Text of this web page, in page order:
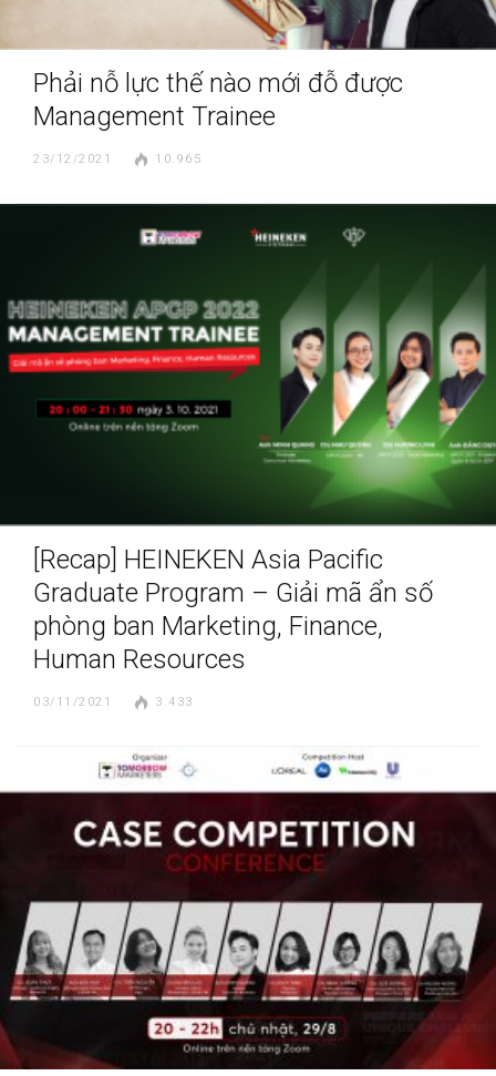
Phải nỗ lực thế nào mới đỗ được
Management Trainee
23/12/2021 10.965
[Recap] HEINEKEN Asia Pacific
Graduate Program – Giải mã ẩn số
phòng ban Marketing, Finance,
Human Resources
03/11/2021 3.433